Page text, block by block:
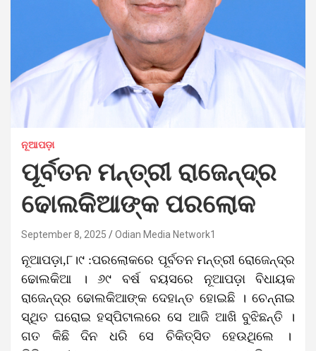
ନୂଆପଡ଼ା
ପୂର୍ବତନ ମନ୍ତ୍ରୀ ରାଜେନ୍ଦ୍ର
ଢୋଲକିଆଙ୍କ ପରଲୋକ
September 8, 2025 Odian Media Network1
ନୂଆପଡ଼ା,୮।୯ :ପରଲୋକରେ ପୂର୍ବତନ ମନ୍ତ୍ରୀ ରୋଜେନ୍ଦ୍ର
ଢୋଲକିଆ । ୬୯ ବର୍ଷ ବୟସରେ ନୂଆପଡ଼ା ବିଧାୟକ
ରାଜେନ୍ଦ୍ର ଢୋଲକିଆଙ୍କ ଦେହାନ୍ତ ହୋଇଛି । ଚେନ୍ନାଇ
ସ୍ଥିତ ଘରୋଇ ହସ୍ପିଟାଲରେ ସେ ଆଜି ଆଖି ବୁଝିଛନ୍ତି ।
ଗତ କିଛି ଦିନ ଧରି ସେ ଚିକିତ୍ସିତ ହେଉଥିଲେ ।